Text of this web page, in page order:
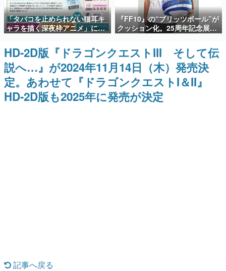
殿堂入り記事
SNS拡散数が数千以上！ ページビュー数万以上！ などな
ど。多くの人々に読まれた、電ファミ渾身の“殿堂入り”記
事をまとめました。
ゲームの企画書
名作ゲームクリエイターの方々に製作時のエピソードをお
聞きし、ヒットする企画（ゲーム）とは何か？を探ってい
きます。
赫本
この物語を解いてはいけない。『赫本』は、〈試験問題〉
「タバコを止められない猫耳キ
ャラを描く深夜枠アニメ」に視
聴者の一部から批判意見。違法
薬物の使用と思しき描写も含め
て、BPOが議論を交わす
『FF10』の“ブリッツボール”が
クッション化。25周年記念展
「FINAL FANTASY X
MUSEUM-幻光の記憶-」のグッ
ズ情報が一部公開
HD-2D版『ドラゴンクエストIII そして伝
説へ…』が2024年11月14日（木）発売決
定。あわせて『ドラゴンクエストI＆II』
HD-2D版も2025年に発売が決定
記事へ戻る